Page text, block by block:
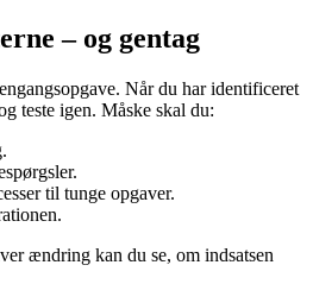
– og gentag
Når du har identificeret
teste igen. Måske skal du:
til tunge opgaver.
ændring kan du se, om indsatsen